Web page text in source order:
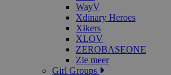
WayV
Xdinary Heroes
Xikers
XLOV
ZEROBASEONE
Zie meer
Girl Groups